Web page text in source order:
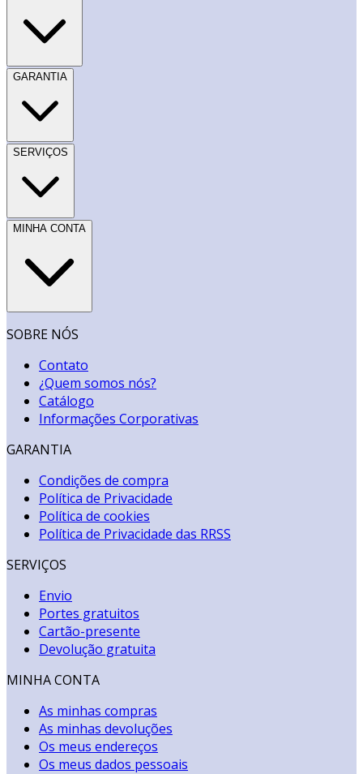
GARANTIA
SERVIÇOS
MINHA CONTA
SOBRE NÓS
Contato
¿Quem somos nós?
Catálogo
Informações Corporativas
GARANTIA
Condições de compra
Política de Privacidade
Política de cookies
Política de Privacidade das RRSS
SERVIÇOS
Envio
Portes gratuitos
Cartão-presente
Devolução gratuita
MINHA CONTA
As minhas compras
As minhas devoluções
Os meus endereços
Os meus dados pessoais